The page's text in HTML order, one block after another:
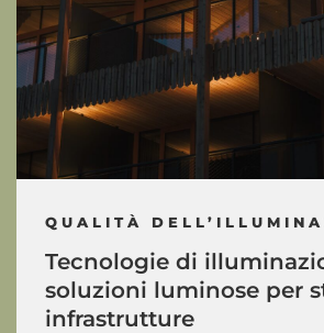
QUALITÀ
Tecnologie di
soluzioni luminose per
infrastrutture